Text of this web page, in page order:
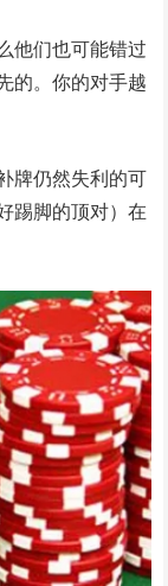
他们也可能错过
的。你的对手越
牌仍然失利的可
踢脚的顶对）在